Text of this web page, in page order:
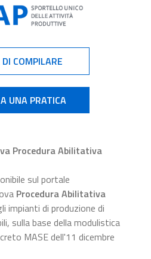
COMPILARE
UNA PRATICA
Procedura Abilitativa
sul portale
Procedura Abilitativa
impianti di produzione di
sulla base della modulistica
MASE dell'11 dicembre